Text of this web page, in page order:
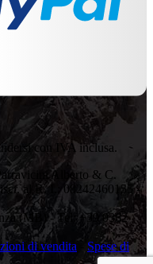
con IVA inclusa.
Alberto & C.
al R. I.: 08242460155 -
(MB) - Tel: +39 0362
di vendita
Spese di